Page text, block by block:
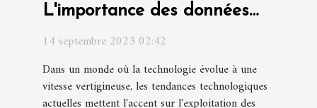
L'importance des données
fiables pour une meilleure
14 septembre 2023 02:42
Dans un monde où la technologie évolue à une
vitesse vertigineuse, les tendances technologiques
actuelles mettent l'accent sur l'exploitation des